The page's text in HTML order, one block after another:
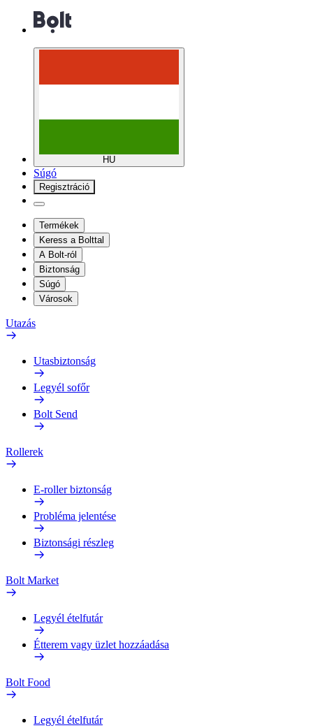
HU
Súgó
Regisztráció
Termékek
Keress a Bolttal
A Bolt-ról
Biztonság
Súgó
Városok
Utazás
Utasbiztonság
Legyél sofőr
Bolt Send
Rollerek
E-roller biztonság
Probléma jelentése
Biztonsági részleg
Bolt Market
Legyél ételfutár
Étterem vagy üzlet hozzáadása
Bolt Food
Legyél ételfutár